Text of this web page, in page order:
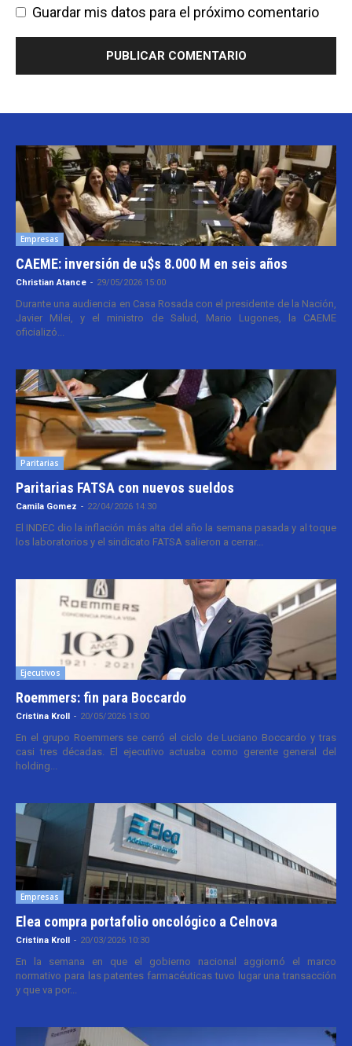
Guardar mis datos para el próximo comentario
Empresas
CAEME: inversión de u$s 8.000 M en seis años
Christian Atance - 29/05/2026 15:00
Durante una audiencia en Casa Rosada con el presidente de la Nación,
Javier Milei, y el ministro de Salud, Mario Lugones, la CAEME
oficializó...
Paritarias
Paritarias FATSA con nuevos sueldos
Camila Gomez - 22/04/2026 14:30
El INDEC dio la inflación más alta del año la semana pasada y al toque
los laboratorios y el sindicato FATSA salieron a cerrar...
Ejecutivos
Roemmers: fin para Boccardo
Cristina Kroll - 20/05/2026 13:00
En el grupo Roemmers se cerró el ciclo de Luciano Boccardo y tras
casi tres décadas. El ejecutivo actuaba como gerente general del
holding...
Empresas
Elea compra portafolio oncológico a Celnova
Cristina Kroll - 20/03/2026 10:30
En la semana en que el gobierno nacional aggiornó el marco
normativo para las patentes farmacéuticas tuvo lugar una transacción
y que va por...